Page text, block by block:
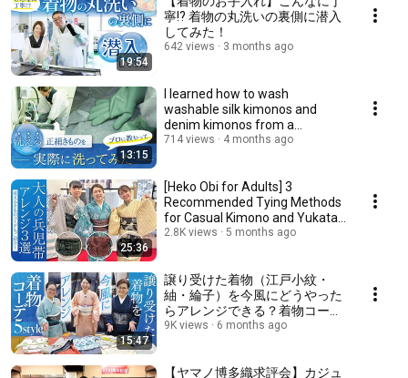
19:54
寧!? 着物の丸洗いの裏側に潜入
してみた！
642 views 3 months ago
13:15
I learned how to wash
washable silk kimonos and
denim kimonos from a
professional and actually tr...
714 views 4 months ago
25:36
[Heko Obi for Adults] 3
Recommended Tying Methods
for Casual Kimono and Yukata |
Introducing Wash...
2.8K views 5 months ago
15:47
譲り受けた着物（江戸小紋・
紬・綸子）を今風にどうやった
らアレンジできる？着物コーデ
ィネート5スタイルご紹介
9K views 6 months ago
【ヤマノ博多織求評会】カジュ